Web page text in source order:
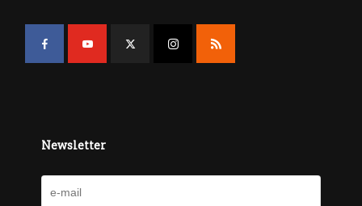
Newsletter